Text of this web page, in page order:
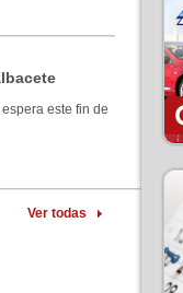
este fin de
Ver todas